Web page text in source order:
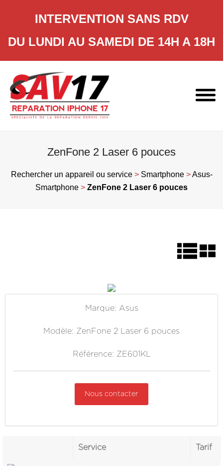
INTERVENTION SANS RDV
DU LUNDI AU SAMEDI DE 14H A 18H
content
ZenFone 2 Laser 6 pouces
Rechercher un appareil ou service> Smartphone>Asus-
Smartphone > ZenFone 2 Laser 6 pouces
Marque: Asus
Modèle: ZenFone 2 Laser 6 pouces
Référence: ZE601KL
Nous contacter
Service Tarif